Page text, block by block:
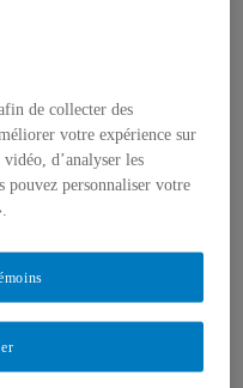
de collecter des
votre expérience sur
d’analyser les
pouvez personnaliser votre